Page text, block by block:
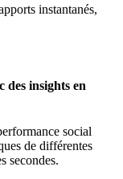
instantanés,
des insights en
social
de différentes
secondes.